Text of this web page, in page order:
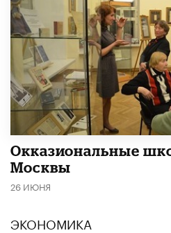
​Окказиональные
Москвы
26 ИЮНЯ
ЭКОНОМИКА